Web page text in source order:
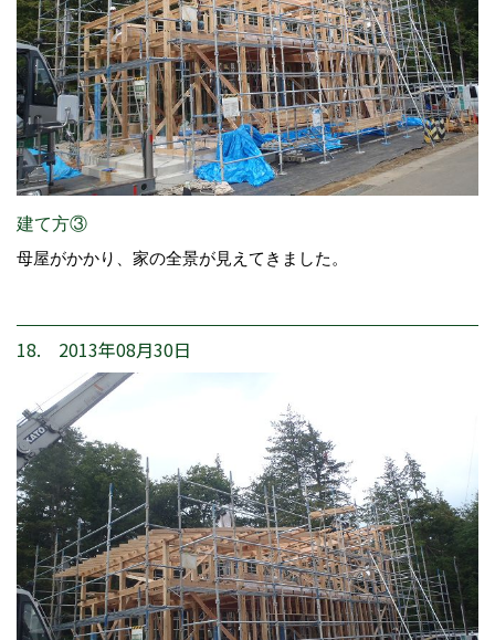
建て方③
母屋がかかり、家の全景が見えてきました。
18. 2013年08月30日